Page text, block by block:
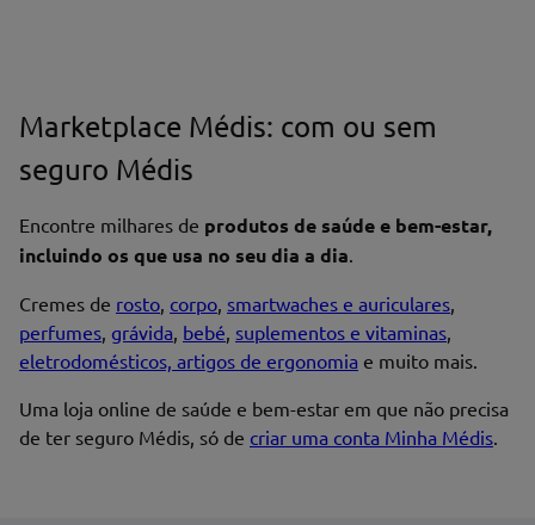
Marketplace Médis: com ou sem
seguro Médis
Encontre milhares de produtos de saúde e bem-estar,
incluindo os que usa no seu dia a dia.
Cremes de rosto, corpo, smartwaches e auriculares,
perfumes, grávida, bebé, suplementos e vitaminas,
eletrodomésticos, artigos de ergonomia e muito mais.
Uma loja online de saúde e bem-estar em que não precisa
de ter seguro Médis, só de criar uma conta Minha Médis.